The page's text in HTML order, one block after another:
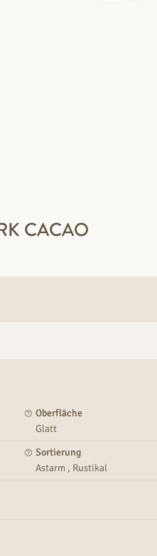
CACAO
Oberfläche
Glatt
Sortierung
Astarm , Rustikal